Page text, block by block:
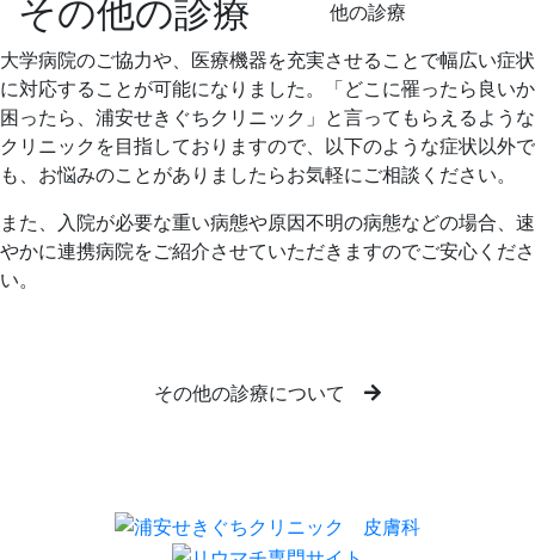
その他の診療
大学病院のご協力や、医療機器を充実させることで幅広い症状
に対応することが可能になりました。「どこに罹ったら良いか
困ったら、浦安せきぐちクリニック」と言ってもらえるような
クリニックを目指しておりますので、以下のような症状以外で
も、お悩みのことがありましたらお気軽にご相談ください。
また、入院が必要な重い病態や原因不明の病態などの場合、速
やかに連携病院をご紹介させていただきますのでご安心くださ
い。
その他の診療について